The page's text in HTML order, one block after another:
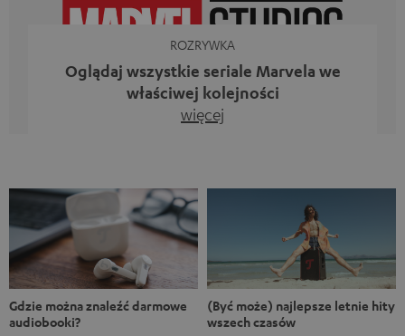
jednocześnie dać coś od siebie. Muzyka ma przecież o
ROZRYWKA
Oglądaj wszystkie seriale Marvela we
właściwej kolejności
więcej
Marvela A gdyby…?, w którym rozgrywane są
alternatywne historie z FUM. Oczywiście fani Marvela
natychmiast rozpoznają, że pierwsze trzy tytuły to filmy
Marvela, podczas gdy ostatnie to tytuły obecnych lub
nadchodzących seriali. […]
Gdzie można znaleźć darmowe
audiobooki?
(Być może) najlepsze letnie hity
wszech czasów